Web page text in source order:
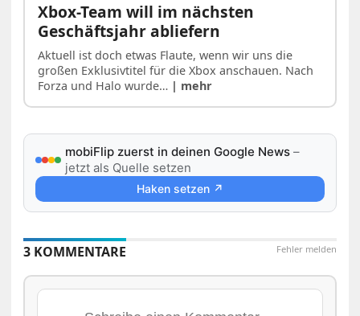
Xbox-Team will im nächsten
Geschäftsjahr abliefern
Aktuell ist doch etwas Flaute, wenn wir uns die
großen Exklusivtitel für die Xbox anschauen. Nach
Forza und Halo wurde… | mehr
mobiFlip zuerst in deinen Google News –
jetzt als Quelle setzen
Haken setzen ↗
Fehler melden
3 KOMMENTARE